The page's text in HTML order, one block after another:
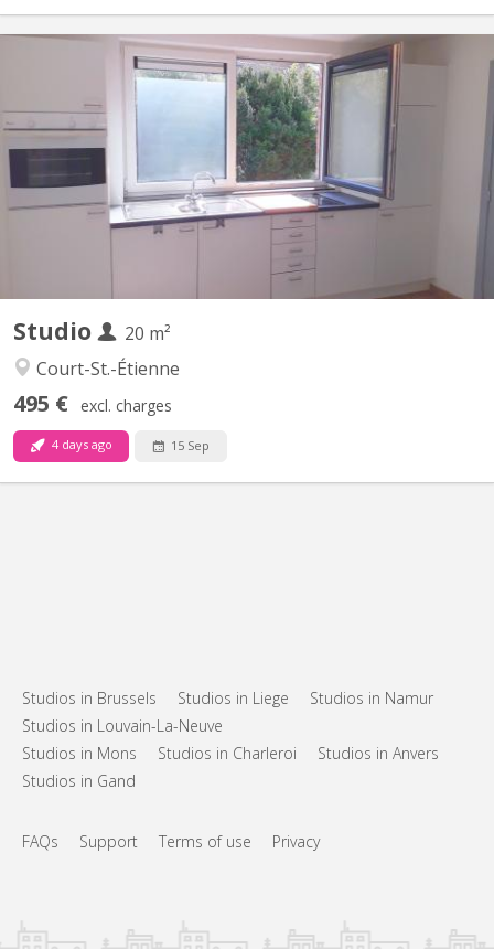
Studio
20 m²
Court-St.-Étienne
495 € excl. charges
4 days ago 15 Sep
KV 1614
Pour 1 ÉTUDIANT(E) sur Louvain-la-Neuve Beau studio meublé
complètement privatif de 20M2 à louer pour l’année académique
2026-2027 Parfait état 495 euros par mois Forfait pour les
charges 100 euros par mois = 595 euros TOUT COMPRIS
(électricité, chauffage, eau, internet) Pas de domicile Pas...
Studios in Brussels Studios in Liege
Studios in Namur
Studios in Louvain-La-Neuve
Studios in Mons
Studios in Charleroi
Studios in Anvers
Studios in Gand
FAQs Support Terms of use Privacy